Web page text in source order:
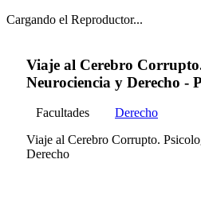
Cargando el Reproductor...
Viaje al Cerebro
Neurociencia y Derecho -
Facultades
Derecho
Viaje al Cerebro Corrupto.
Derecho